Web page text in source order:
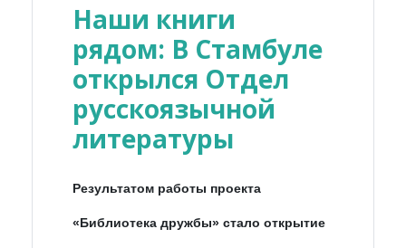
Наши книги
рядом: В Стамбуле
открылся Отдел
русскоязычной
литературы
Результатом работы проекта
«Библиотека дружбы» стало открытие